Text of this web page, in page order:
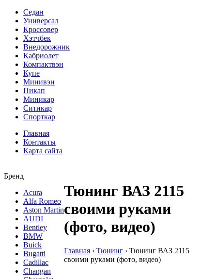
Седан
Универсал
Кроссовер
Хэтчбек
Внедорожник
Кабриолет
Компактвэн
Купе
Минивэн
Пикап
Миникар
Ситикар
Спорткар
Главная
Контакты
Карта сайта
Бренд
Acura
Alfa Romeo
Aston Martin
AUDI
Bentley
BMW
Buick
Bugatti
Cadillac
Changan
Тюнинг ВАЗ 2115
своими руками
(фото, видео)
Главная › Тюнинг › Тюнинг ВАЗ 2115
своими руками (фото, видео)